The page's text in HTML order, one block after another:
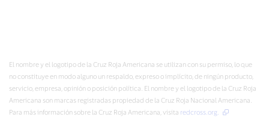
El nombre y el logotipo de la Cruz Roja Americana se utilizan con su permiso, lo que
no constituye en modo alguno un respaldo, expreso o implícito, de ningún producto,
servicio, empresa, opinión o posición política. El nombre y el logotipo de la Cruz Roja
Americana son marcas registradas propiedad de la Cruz Roja Nacional Americana.
Para más información sobre la Cruz Roja Americana, visita redcross.org.